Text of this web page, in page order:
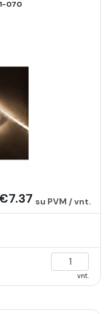
070
su PVM / vnt.
vnt.